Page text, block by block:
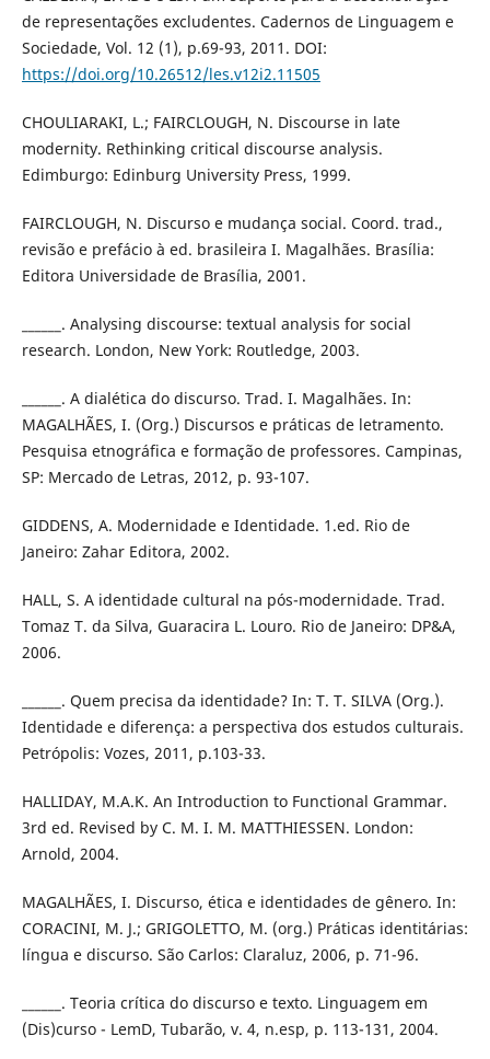
de representações excludentes. Cadernos de Linguagem e
Sociedade, Vol. 12 (1), p.69-93, 2011. DOI:
https://doi.org/10.26512/les.v12i2.11505
CHOULIARAKI, L.; FAIRCLOUGH, N. Discourse in late
modernity. Rethinking critical discourse analysis.
Edimburgo: Edinburg University Press, 1999.
FAIRCLOUGH, N. Discurso e mudança social. Coord. trad.,
revisão e prefácio à ed. brasileira I. Magalhães. Brasília:
Editora Universidade de Brasília, 2001.
______. Analysing discourse: textual analysis for social
research. London, New York: Routledge, 2003.
______. A dialética do discurso. Trad. I. Magalhães. In:
MAGALHÃES, I. (Org.) Discursos e práticas de letramento.
Pesquisa etnográfica e formação de professores. Campinas,
SP: Mercado de Letras, 2012, p. 93-107.
GIDDENS, A. Modernidade e Identidade. 1.ed. Rio de
Janeiro: Zahar Editora, 2002.
HALL, S. A identidade cultural na pós-modernidade. Trad.
Tomaz T. da Silva, Guaracira L. Louro. Rio de Janeiro: DP&A,
2006.
______. Quem precisa da identidade? In: T. T. SILVA (Org.).
Identidade e diferença: a perspectiva dos estudos culturais.
Petrópolis: Vozes, 2011, p.103-33.
HALLIDAY, M.A.K. An Introduction to Functional Grammar.
3rd ed. Revised by C. M. I. M. MATTHIESSEN. London:
Arnold, 2004.
MAGALHÃES, I. Discurso, ética e identidades de gênero. In:
CORACINI, M. J.; GRIGOLETTO, M. (org.) Práticas identitárias:
língua e discurso. São Carlos: Claraluz, 2006, p. 71-96.
______. Teoria crítica do discurso e texto. Linguagem em
(Dis)curso - LemD, Tubarão, v. 4, n.esp, p. 113-131, 2004.